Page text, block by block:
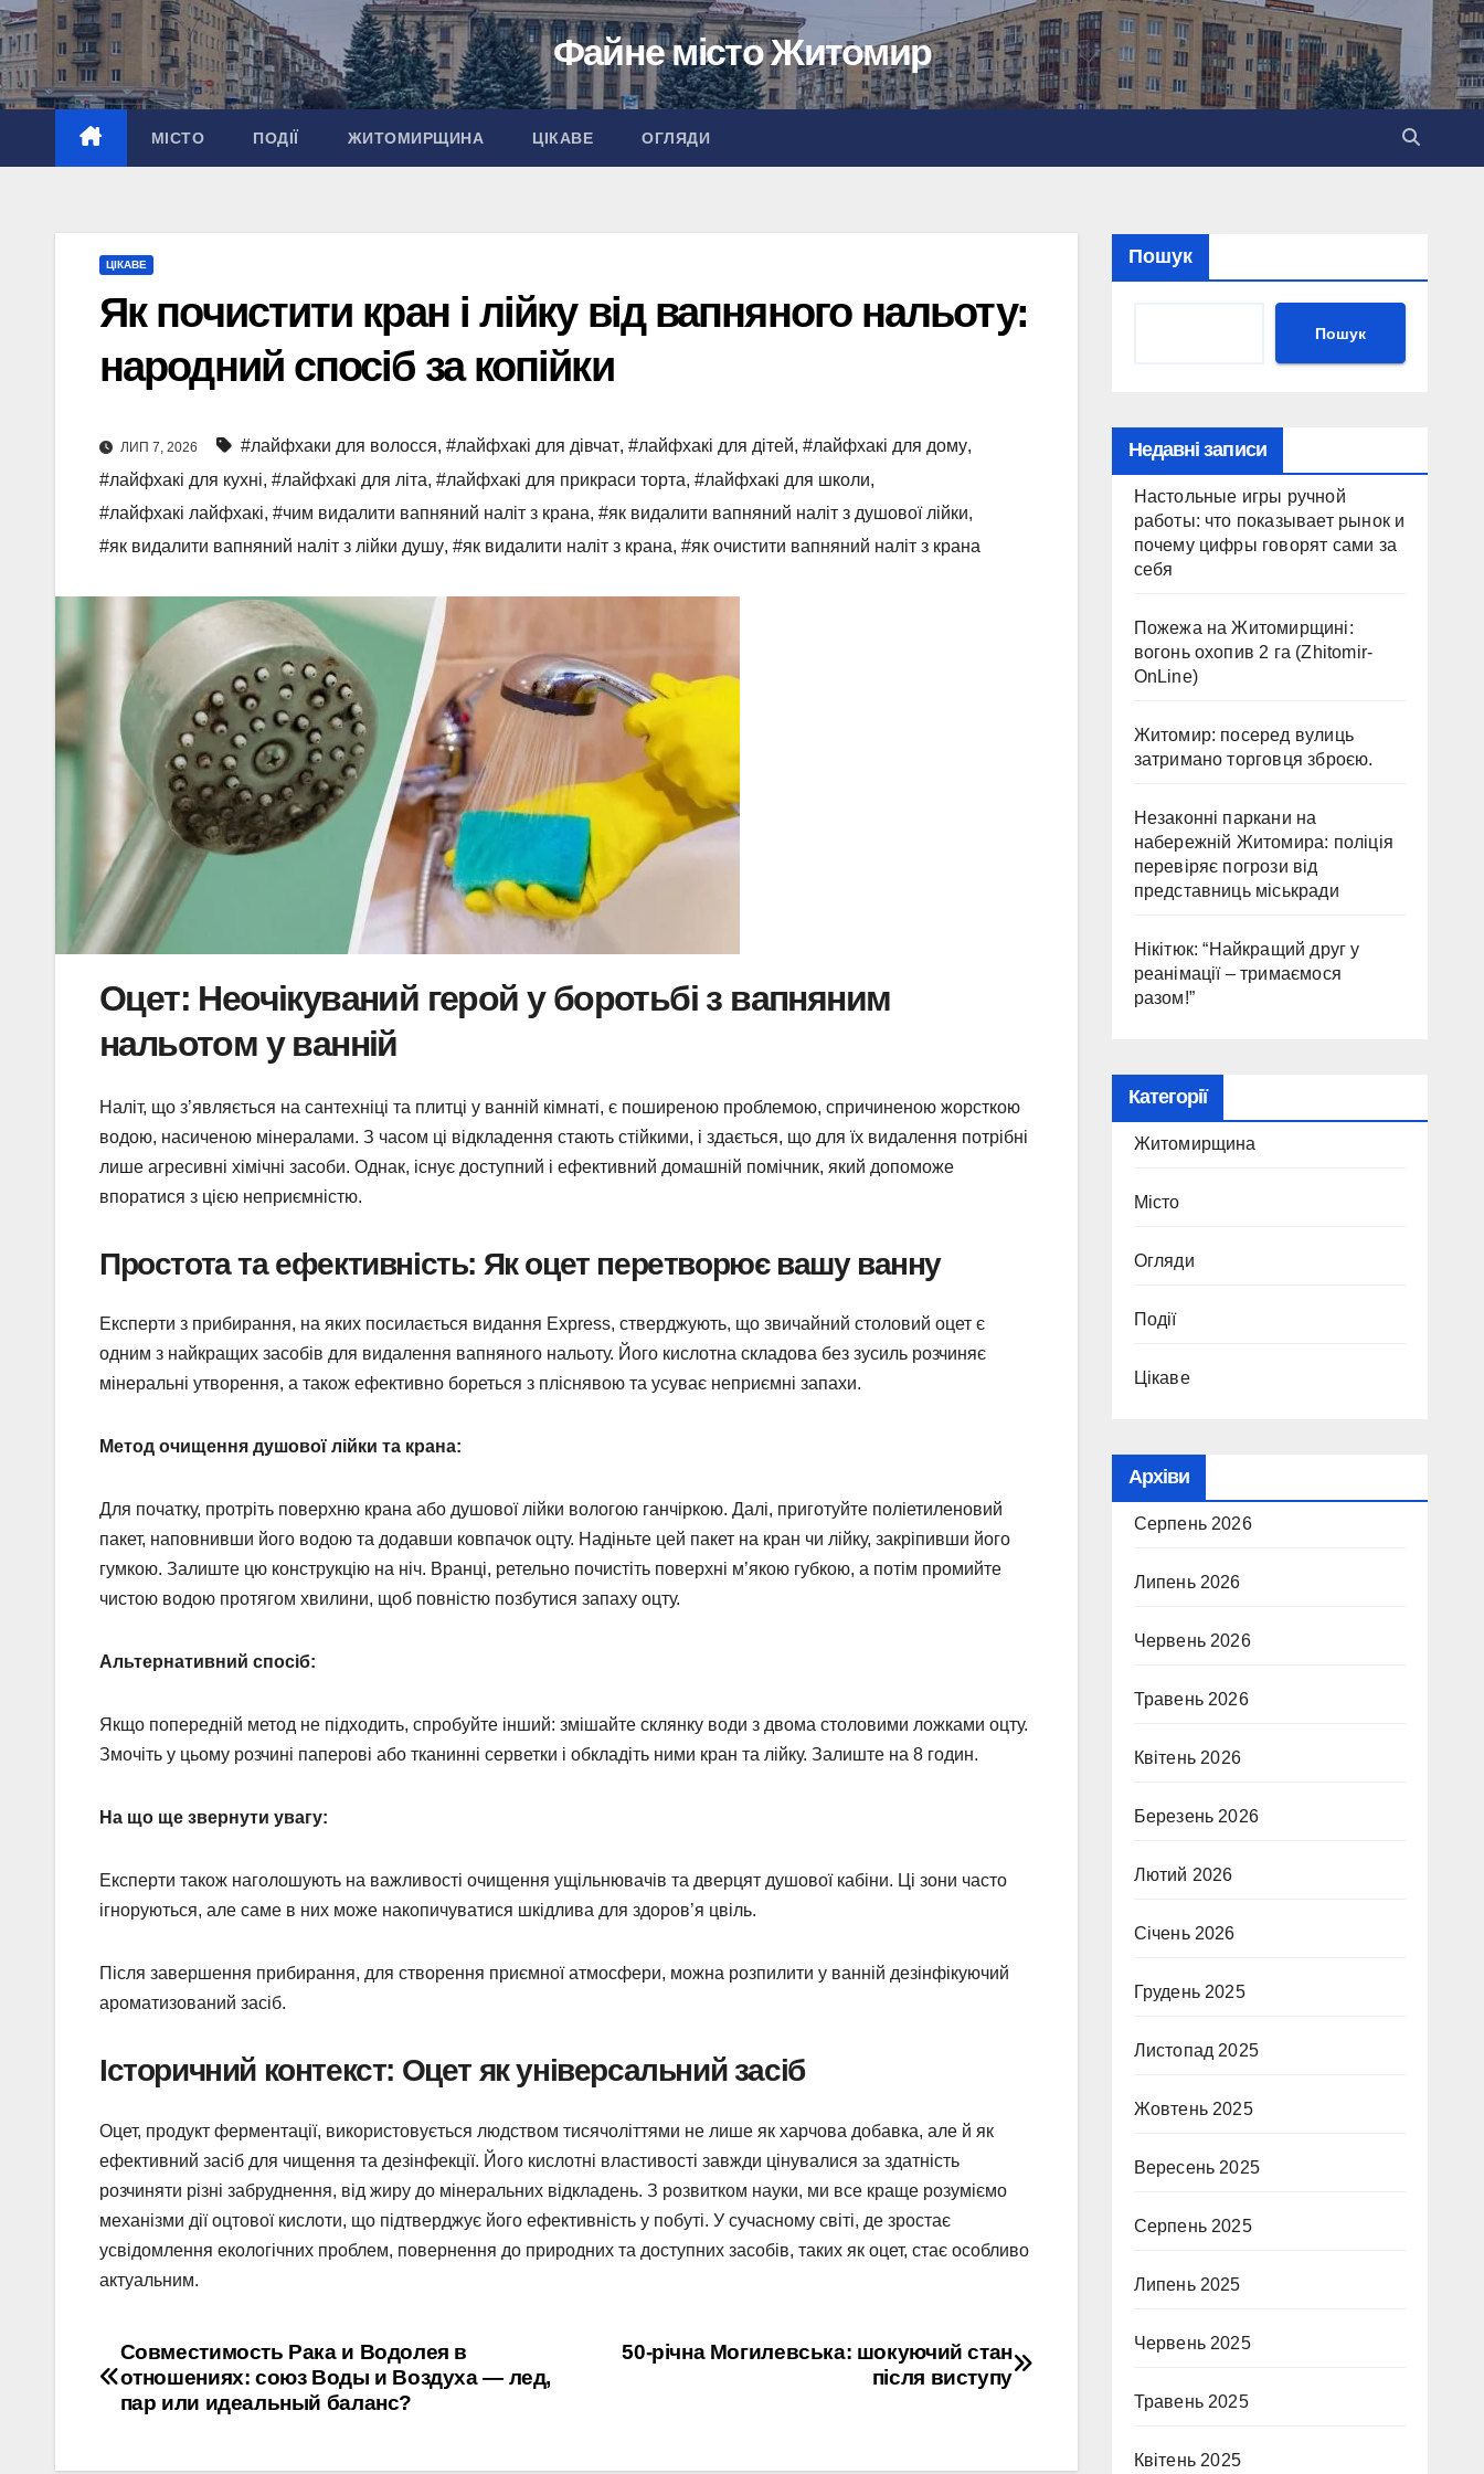
Перейти
до
вмісту
Файне місто Житомир
МІСТО ПОДІЇ ЖИТОМИРЩИНА ЦІКАВЕ ОГЛЯДИ
ЦІКАВЕ
Як почистити кран і лійку від вапняного нальоту:
народний спосіб за копійки
ЛИП 7, 2026 #лайфхаки для волосся, #лайфхакі для дівчат, #лайфхакі для дітей, #лайфхакі для дому,
#лайфхакі для кухні, #лайфхакі для літа, #лайфхакі для прикраси торта, #лайфхакі для школи,
#лайфхакі лайфхакі, #чим видалити вапняний наліт з крана, #як видалити вапняний наліт з душової лійки,
#як видалити вапняний наліт з лійки душу, #як видалити наліт з крана, #як очистити вапняний наліт з крана
Оцет: Неочікуваний герой у боротьбі з вапняним
нальотом у ванній
Наліт, що з’являється на сантехніці та плитці у ванній кімнаті, є поширеною проблемою, спричиненою жорсткою
водою, насиченою мінералами. З часом ці відкладення стають стійкими, і здається, що для їх видалення потрібні
лише агресивні хімічні засоби. Однак, існує доступний і ефективний домашній помічник, який допоможе
впоратися з цією неприємністю.
Простота та ефективність: Як оцет перетворює вашу ванну
Експерти з прибирання, на яких посилається видання Express, стверджують, що звичайний столовий оцет є
одним з найкращих засобів для видалення вапняного нальоту. Його кислотна складова без зусиль розчиняє
мінеральні утворення, а також ефективно бореться з пліснявою та усуває неприємні запахи.
Метод очищення душової лійки та крана:
Для початку, протріть поверхню крана або душової лійки вологою ганчіркою. Далі, приготуйте поліетиленовий
пакет, наповнивши його водою та додавши ковпачок оцту. Надіньте цей пакет на кран чи лійку, закріпивши його
гумкою. Залиште цю конструкцію на ніч. Вранці, ретельно почистіть поверхні м’якою губкою, а потім промийте
чистою водою протягом хвилини, щоб повністю позбутися запаху оцту.
Альтернативний спосіб:
Якщо попередній метод не підходить, спробуйте інший: змішайте склянку води з двома столовими ложками оцту.
Змочіть у цьому розчині паперові або тканинні серветки і обкладіть ними кран та лійку. Залиште на 8 годин.
На що ще звернути увагу:
Експерти також наголошують на важливості очищення ущільнювачів та дверцят душової кабіни. Ці зони часто
ігноруються, але саме в них може накопичуватися шкідлива для здоров’я цвіль.
Після завершення прибирання, для створення приємної атмосфери, можна розпилити у ванній дезінфікуючий
ароматизований засіб.
Історичний контекст: Оцет як універсальний засіб
Оцет, продукт ферментації, використовується людством тисячоліттями не лише як харчова добавка, але й як
ефективний засіб для чищення та дезінфекції. Його кислотні властивості завжди цінувалися за здатність
розчиняти різні забруднення, від жиру до мінеральних відкладень. З розвитком науки, ми все краще розуміємо
механізми дії оцтової кислоти, що підтверджує його ефективність у побуті. У сучасному світі, де зростає
усвідомлення екологічних проблем, повернення до природних та доступних засобів, таких як оцет, стає особливо
актуальним.
Навігація
записів
50-річна Могилевська: шокуючий стан
після виступу
Совместимость Рака и Водолея в
отношениях: союз Воды и Воздуха — лед,
пар или идеальный баланс?
Пошук
Пошук
Недавні записи
Настольные игры ручной
работы: что показывает рынок и
почему цифры говорят сами за
себя
Пожежа на Житомирщині:
вогонь охопив 2 га (Zhitomir-
OnLine)
Житомир: посеред вулиць
затримано торговця зброєю.
Незаконні паркани на
набережній Житомира: поліція
перевіряє погрози від
представниць міськради
Нікітюк: “Найкращий друг у
реанімації – тримаємося
разом!”
Категорії
Житомирщина
Місто
Огляди
Події
Цікаве
Архіви
Серпень 2026
Липень 2026
Червень 2026
Травень 2026
Квітень 2026
Березень 2026
Лютий 2026
Січень 2026
Грудень 2025
Листопад 2025
Жовтень 2025
Вересень 2025
Серпень 2025
Липень 2025
Червень 2025
Травень 2025
Квітень 2025